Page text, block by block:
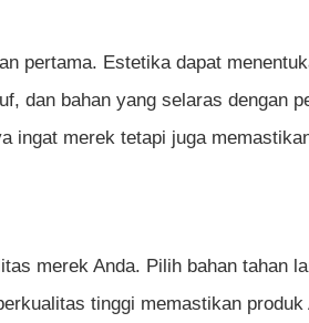
pertama. Estetika dapat
dan bahan yang selaras dengan
ingat merek tetapi juga
merek Anda. Pilih bahan tahan
tinggi memastikan produk